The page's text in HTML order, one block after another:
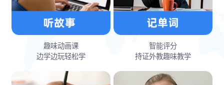
趣味动画课
边学边玩轻松学
智能评分
持证外教趣味教学